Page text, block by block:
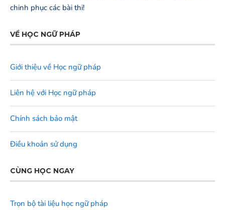
chinh phục các bài thi!
VỀ HỌC NGỮ PHÁP
Giới thiệu về Học ngữ pháp
Liên hệ với Học ngữ pháp
Chính sách bảo mật
Điều khoản sử dụng
CÙNG HỌC NGAY
Trọn bộ tài liệu học ngữ pháp